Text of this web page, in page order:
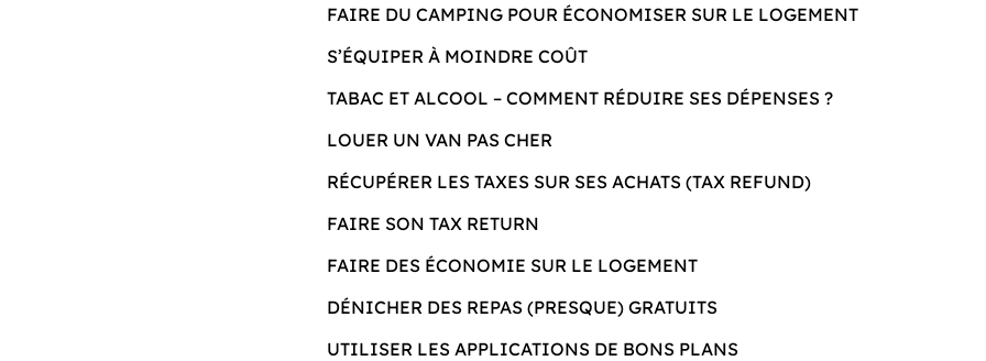
FAIRE DU CAMPING POUR ÉCONOMISER SUR LE LOGEMENT
S’ÉQUIPER À MOINDRE COÛT
TABAC ET ALCOOL – COMMENT RÉDUIRE SES DÉPENSES ?
LOUER UN VAN PAS CHER
RÉCUPÉRER LES TAXES SUR SES ACHATS (TAX REFUND)
FAIRE SON TAX RETURN
FAIRE DES ÉCONOMIE SUR LE LOGEMENT
DÉNICHER DES REPAS (PRESQUE) GRATUITS
UTILISER LES APPLICATIONS DE BONS PLANS